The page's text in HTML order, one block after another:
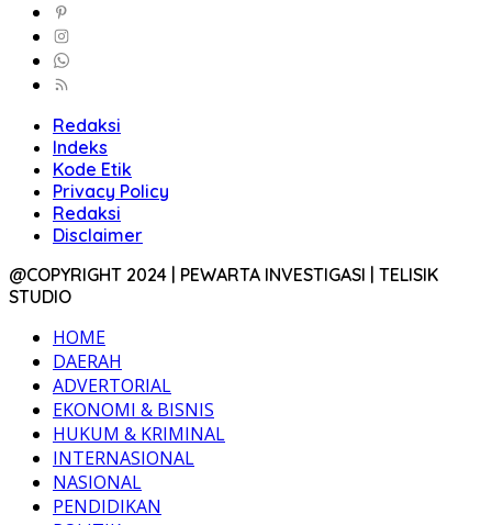
Redaksi
Indeks
Kode Etik
Privacy Policy
Redaksi
Disclaimer
@COPYRIGHT 2024 | PEWARTA INVESTIGASI | TELISIK
STUDIO
HOME
DAERAH
ADVERTORIAL
EKONOMI & BISNIS
HUKUM & KRIMINAL
INTERNASIONAL
NASIONAL
PENDIDIKAN